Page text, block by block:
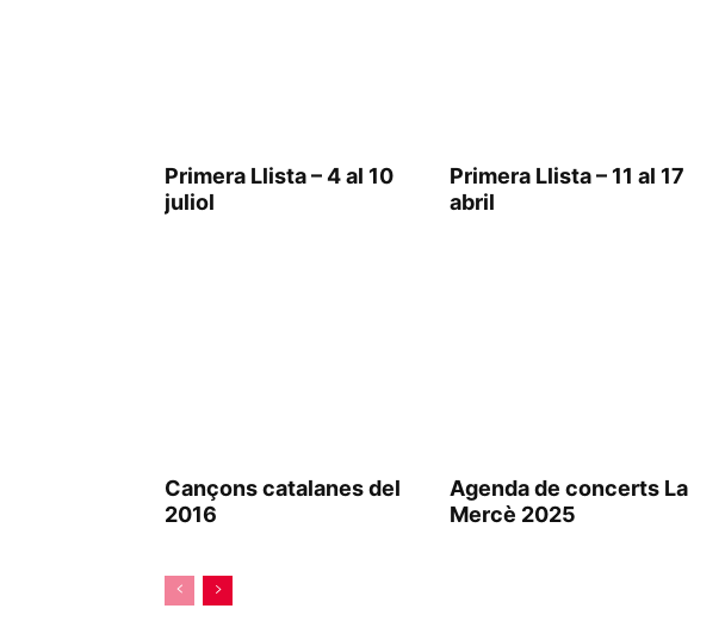
Primera Llista – 4 al 10
juliol
Primera Llista – 11 al 17
abril
Cançons catalanes del
2016
Agenda de concerts La
Mercè 2025